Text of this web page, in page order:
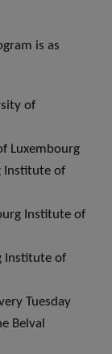
is as
of
Luxembourg
Institute of
Institute of
Institute of
Tuesday
Belval